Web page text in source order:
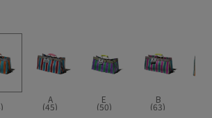
A
(45)
E
(50)
B
(63)